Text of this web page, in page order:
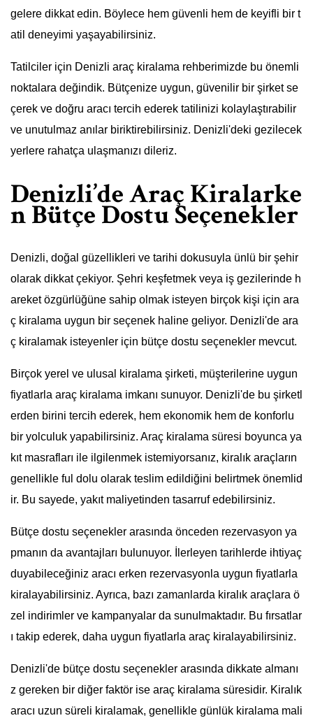
gelere dikkat edin. Böylece hem güvenli hem de keyifli bir t
atil deneyimi yaşayabilirsiniz.
Tatilciler için Denizli araç kiralama rehberimizde bu önemli
noktalara değindik. Bütçenize uygun, güvenilir bir şirket se
çerek ve doğru aracı tercih ederek tatilinizi kolaylaştırabilir
ve unutulmaz anılar biriktirebilirsiniz. Denizli'deki gezilecek
yerlere rahatça ulaşmanızı dileriz.
Denizli’de Araç Kiralarke
n Bütçe Dostu Seçenekler
Denizli, doğal güzellikleri ve tarihi dokusuyla ünlü bir şehir
olarak dikkat çekiyor. Şehri keşfetmek veya iş gezilerinde h
areket özgürlüğüne sahip olmak isteyen birçok kişi için ara
ç kiralama uygun bir seçenek haline geliyor. Denizli'de ara
ç kiralamak isteyenler için bütçe dostu seçenekler mevcut.
Birçok yerel ve ulusal kiralama şirketi, müşterilerine uygun
fiyatlarla araç kiralama imkanı sunuyor. Denizli'de bu şirketl
erden birini tercih ederek, hem ekonomik hem de konforlu
bir yolculuk yapabilirsiniz. Araç kiralama süresi boyunca ya
kıt masrafları ile ilgilenmek istemiyorsanız, kiralık araçların
genellikle ful dolu olarak teslim edildiğini belirtmek önemlid
ir. Bu sayede, yakıt maliyetinden tasarruf edebilirsiniz.
Bütçe dostu seçenekler arasında önceden rezervasyon ya
pmanın da avantajları bulunuyor. İlerleyen tarihlerde ihtiyaç
duyabileceğiniz aracı erken rezervasyonla uygun fiyatlarla
kiralayabilirsiniz. Ayrıca, bazı zamanlarda kiralık araçlara ö
zel indirimler ve kampanyalar da sunulmaktadır. Bu fırsatlar
ı takip ederek, daha uygun fiyatlarla araç kiralayabilirsiniz.
Denizli'de bütçe dostu seçenekler arasında dikkate almanı
z gereken bir diğer faktör ise araç kiralama süresidir. Kiralık
aracı uzun süreli kiralamak, genellikle günlük kiralama mali